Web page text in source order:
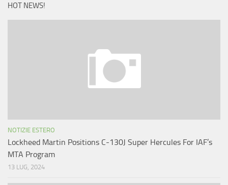
HOT NEWS!
NOTIZIE ESTERO
Lockheed Martin Positions C-130J Super Hercules For IAF’s
MTA Program
13 LUG, 2024